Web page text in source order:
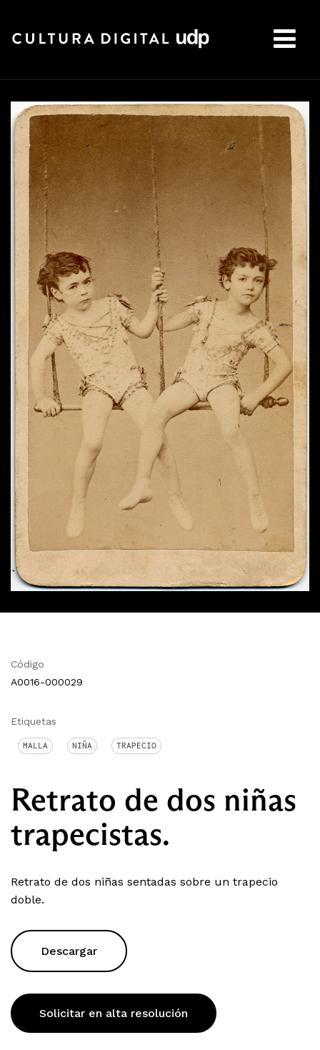
Código
A0016-000029
Etiquetas
MALLA NIÑA TRAPECIO
Retrato de dos niñas
trapecistas.
Retrato de dos niñas sentadas sobre un trapecio
doble.
Descargar
Solicitar en alta resolución